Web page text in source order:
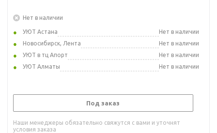
Нет в наличии
УЮТ Астана
Нет в наличии
Новосибирск, Лента
Нет в наличии
УЮТ в тц Апорт
Нет в наличии
УЮТ Алматы
Нет в наличии
Под заказ
Наши менеджеры обязательно свяжутся с вами и уточнят
условия заказа